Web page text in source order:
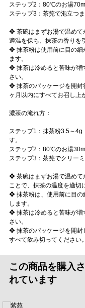
ステップ2：80℃のお湯
ステップ3：茶筅で泡立つ
❖ 茶碗はまずお湯で温めて
適温を保ち、抹茶の香りを
❖ 抹茶粉は使用前に目の細
ます。
❖ 抹茶は冷めると苦味が増
さい。
❖ 抹茶のパッケージを開封
ヶ月以内にすべてお召し上
濃茶の淹れ方：
ステップ1：抹茶粉3.5～
す。
ステップ2：80℃のお湯
ステップ3：茶筅でクリー
❖ 茶碗はまずお湯で温めて
ことで、抹茶の温度を適切
❖ 抹茶粉は、使用前に目の
します。
❖ 抹茶は冷めると苦味が増
さい。
❖ 抹茶のパッケージを開封
すべて飲み切ってください。
この商品を購入
れています